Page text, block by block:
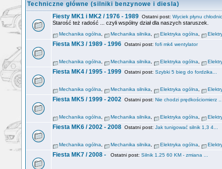
Techniczne główne (silniki benzynowe i diesla)
Fiesty MK1 i MK2 / 1976 - 1989 Ostatni post: Wyciek płynu
Starość też radość ... czyli wspólny dział dla naszych staruszek.
Mechanika ogólna Mechanika silnika Elektryka ogólna
Fiesta MK3 / 1989 - 1996 Ostatni post: fofi mk4 wentylator
Mechanika ogólna Mechanika silnika Elektryka ogólna
Fiesta MK4 / 1995 - 1999 Ostatni post: Szybki 5 bieg do fordzika...
Mechanika ogólna Mechanika silnika Elektryka ogólna
Fiesta MK5 / 1999 - 2002 Ostatni post: Nie chodzi prędkościomierz
Mechanika ogólna Mechanika silnika Elektryka ogólna
Fiesta MK6 / 2002 - 2008 Ostatni post: Jak tunigować silnik 1,3 4...
Mechanika ogólna Mechanika silnika Elektryka ogólna
Fiesta MK7 / 2008 - Ostatni post: Silnik 1.25 60 KM - zmiana ...